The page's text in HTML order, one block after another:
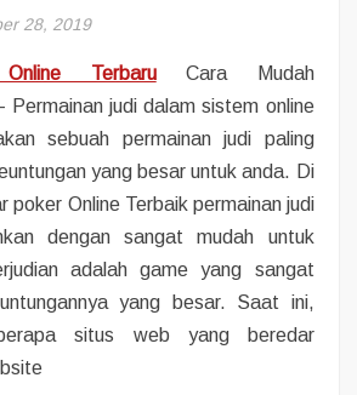
28, 2019
TerbaruCara Mudah
Permainan judi dalam sistem online
sebuah permainan judi paling
yang besar untuk anda. Di
poker Online Terbaik permainan judi
dengan sangat mudah untuk
adalah game yang sangat
yang besar. Saat ini,
situs web yang beredar